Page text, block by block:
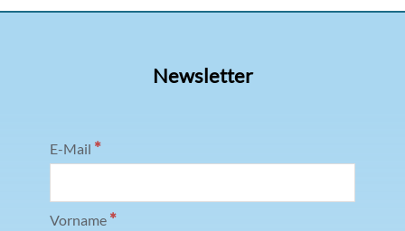
Newsletter
E-Mail *
Vorname *